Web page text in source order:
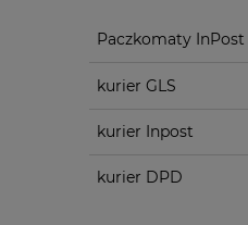
Paczkomaty InPost
kurier GLS
kurier Inpost
kurier DPD